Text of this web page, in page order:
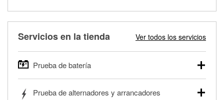
Servicios en la tienda Ver todos los servicios
Prueba de batería
autos, camionetas, SUVs, vehículos comerciales y
Prueba de alternadores y arrancadores